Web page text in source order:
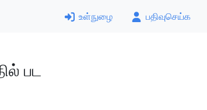
உள்நுழை பதிவுசெய்க
பட